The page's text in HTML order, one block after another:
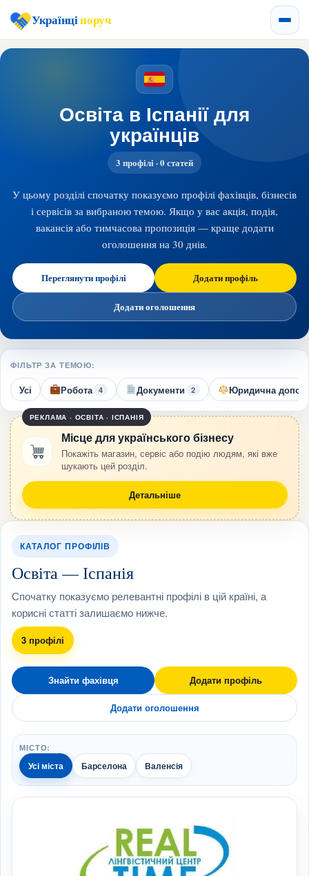
Українціпоруч
Освіта в Іспанії для
українців
3 профілі · 0 статей
У цьому розділі спочатку показуємо профілі фахівців, бізнесів
і сервісів за вибраною темою. Якщо у вас акція, подія,
вакансія або тимчасова пропозиція — краще додати
оголошення на 30 днів.
Переглянути профілі Додати профіль
Додати оголошення
ФІЛЬТР ЗА ТЕМОЮ:
Усі Робота 4 Документи 2 Юридична
РЕКЛАМА · ОСВІТА · ІСПАНІЯ
Місце для українського бізнесу
Покажіть магазин, сервіс або подію людям, які вже
шукають цей розділ.
Детальніше
КАТАЛОГ ПРОФІЛІВ
Освіта — Іспанія
Спочатку показуємо релевантні профілі в цій країні, а
корисні статті залишаємо нижче.
3 профілі
Знайти фахівця Додати профіль
Додати оголошення
МІСТО:
Усі міста Барселона Валенсія